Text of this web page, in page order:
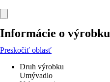
Informácie o výrobku
Preskočiť oblasť
Druh výrobku
Umývadlo